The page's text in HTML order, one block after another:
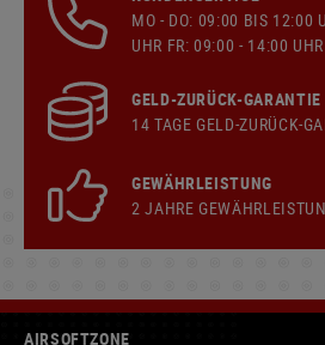
MO - DO: 09:00 BIS 12:00
UHR FR: 09:00 - 14:00 UHR
GELD-ZURÜCK-GARANTIE
14 TAGE GELD-ZURÜCK-
GEWÄHRLEISTUNG
2 JAHRE
AIRSOFTZONE